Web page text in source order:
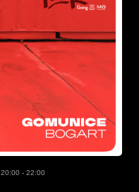
20:00 - 22:00